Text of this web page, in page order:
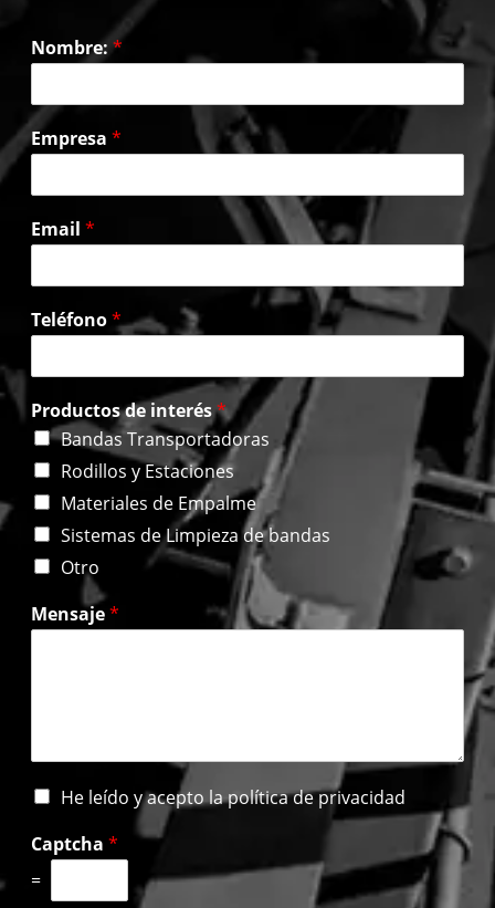
Nombre:*
Empresa*
Email*
Teléfono*
Productos de interés*
Bandas Transportadoras
Rodillos y Estaciones
Materiales de Empalme
Sistemas de Limpieza de bandas
Otro
Mensaje*
H
l
í
He leído y acepto la política de privacidad
Captcha*
=